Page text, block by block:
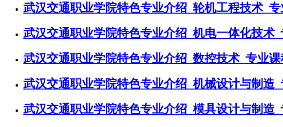
武汉交通职业学院特色专业介绍_轮机工程技术_
武汉交通职业学院特色专业介绍_机电一体化技术
武汉交通职业学院特色专业介绍_数控技术_专业
武汉交通职业学院特色专业介绍_机械设计与制造
武汉交通职业学院特色专业介绍_模具设计与制造